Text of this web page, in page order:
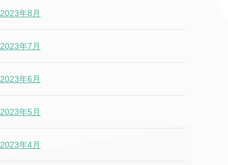
2023年8月
2023年7月
2023年6月
2023年5月
2023年4月